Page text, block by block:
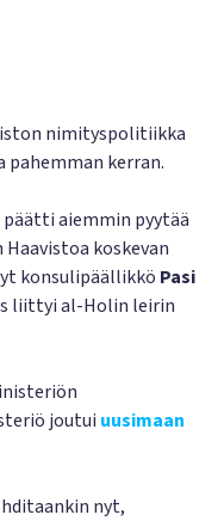
nimityspolitiikka
pahemman kerran.
aiemmin pyytää
koskevan
konsulipäällikkö Pasi
liittyi al-Holin leirin
joutui uusimaan
nyt,